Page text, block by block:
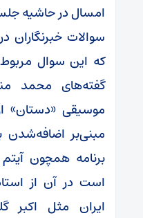
امسال در حاشیه
سوالات خبرنگاران
گفته‌های محمد
موسیقی «دستان»
مبنی‌بر
برنامه همچون آیتم
است در آن از
ایران مثل اکبر